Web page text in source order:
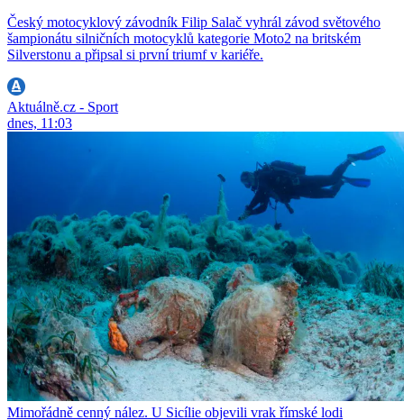
Český motocyklový závodník Filip Salač vyhrál závod světového
šampionátu silničních motocyklů kategorie Moto2 na britském
Silverstonu a připsal si první triumf v kariéře.
Aktuálně.cz - Sport
dnes, 11:03
Mimořádně cenný nález. U Sicílie objevili vrak římské lodi